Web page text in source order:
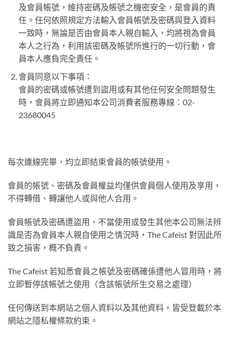
及會員帳號，維持密碼及帳號之機密安全，是會員的責
任。任何依照規定方法輸入會員帳號及密碼與登入資料
一致時，無論是否由會員本人親自輸入，均將視為會員
本人之行為，利用該密碼及帳號所進行的一切行動，會
員本人應負完全責任。
會員同意以下事項：
會員的密碼或帳號遭到盜用或有其他任何安全問題發生
時，會員將立即通知本公司消費者服務專線：02-
23680045
每次連線完畢，均立即結束會員的帳號使用。
會員的帳號、密碼及會員權益均僅供會員個人使用及享用，
不得轉借、轉讓他人或與他人合用。
會員帳號及密碼遭盜用、不當使用或發生其他本公司無法辨
識是否為會員本人親自使用之情況時，The Cafeist 對因此所
致之損害，概不負責。
The Cafeist 若知悉會員之帳號及密碼確係遭他人冒用時，將
立即暫停該帳號之使用（含該帳號所生交易之處理）
任何傳送到本網站之個人資料以及其他資料，皆受登載於本
網站之隱私權條款約束。